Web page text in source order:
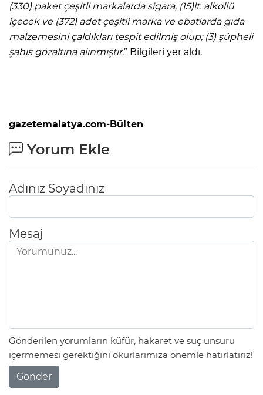
(330) paket çeşitli markalarda sigara, (15)lt. alkollü
içecek ve (372) adet çeşitli marka ve ebatlarda gıda
malzemesini çaldıkları tespit edilmiş olup; (3) şüpheli
şahıs gözaltına alınmıştır.” Bilgileri yer aldı.
gazetemalatya.com-Bülten
Yorum Ekle
Adınız Soyadınız
Mesaj
Gönderilen yorumların küfür, hakaret ve suç unsuru
içermemesi gerektiğini okurlarımıza önemle hatırlatırız!
Gönder